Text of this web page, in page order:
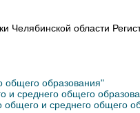
Челябинской области
общего образования"
и среднего общего
и среднего общего